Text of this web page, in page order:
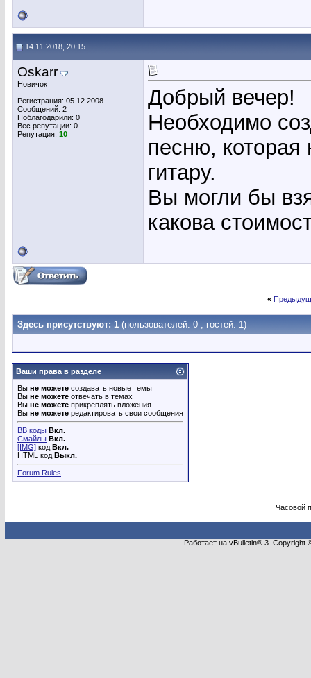
14.11.2018, 20:15
Oskarr
Новичок
Регистрация: 05.12.2008
Сообщений: 2
Поблагодарили: 0
Вес репутации: 0
Репутация: 10
Добрый вечер!
Необходимо
песню,
гитару.
Вы могли бы
какова
«
Здесь присутствуют: 1 (пользователей: 0 , гостей: 1)
Ваши права в разделе
Вы не можете создавать новые темы
Вы не можете отвечать в темах
Вы не можете прикреплять вложения
Вы не можете редактировать свои сообщения
BB коды Вкл.
Смайлы Вкл.
[IMG] код Вкл.
HTML код Выкл.
Forum Rules
Часовой
Работает на vBulletin® 3.